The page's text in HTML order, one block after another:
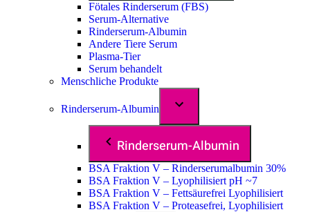
Fötales Rinderserum (FBS)
Serum-Alternative
Rinderserum-Albumin
Andere Tiere Serum
Plasma-Tier
Serum behandelt
Menschliche Produkte
Rinderserum-Albumin
Rinderserum-Albumin
BSA Fraktion V – Rinderserumalbumin 30%
BSA Fraktion V – Lyophilisiert pH ~7
BSA Fraktion V – Fettsäurefrei Lyophilisiert
BSA Fraktion V – Proteasefrei, Lyophilisiert